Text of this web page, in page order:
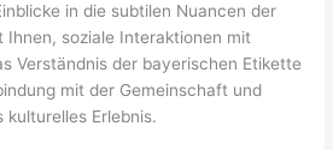
in die subtilen Nuancen der
Ihnen, soziale Interaktionen mit
Verständnis der bayerischen Etikette
mit der Gemeinschaft und
Erlebnis.